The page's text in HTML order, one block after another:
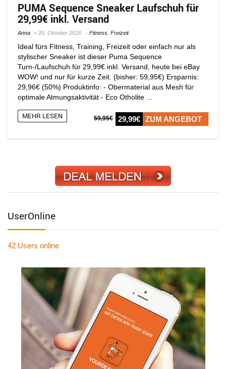
PUMA Sequence Sneaker Laufschuh für
29,99€ inkl. Versand
Anna 20. Oktober 2016 Fitness Freizeit
Ideal fürs Fitness, Training, Freizeit oder einfach nur als
stylischer Sneaker ist dieser Puma Sequence
Turn-/Laufschuh für 29,99€ inkl. Versand, heute bei eBay
WOW! und nur für kurze Zeit. (bisher: 59,95€) Ersparnis:
29,96€ (50%) Produktinfo: - Obermaterial aus Mesh für
optimale Atmungsaktivität - Eco Otholite ...
MEHR LESEN 59,95€ 29,99€ ZUM ANGEBOT
UserOnline
42 Users online